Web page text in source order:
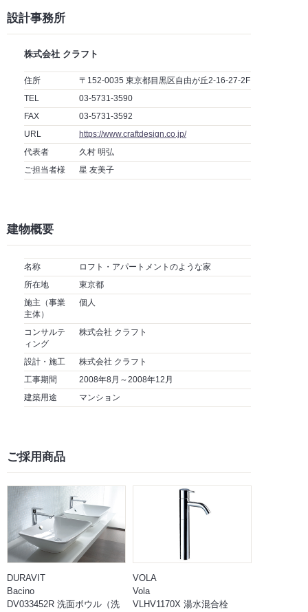
設計事務所
株式会社 クラフト
住所
〒152-0035 東京都目黒区自由が丘2-16-27-2F
TEL
03-5731-3590
FAX
03-5731-3592
URL
https://www.craftdesign.co.jp/
代表者
久村 明弘
ご担当者様
星 友美子
建物概要
名称
ロフト・アパートメントのような家
所在地
東京都
施主（事業
主体）
個人
コンサルテ
ィング
株式会社 クラフト
設計・施工
株式会社 クラフト
工事期間
2008年8月～2008年12月
建築用途
マンション
ご採用商品
DURAVIT
Bacino
DV033452R 洗面ボウル（洗
VOLA
Vola
VLHV1170X 湯水混合栓